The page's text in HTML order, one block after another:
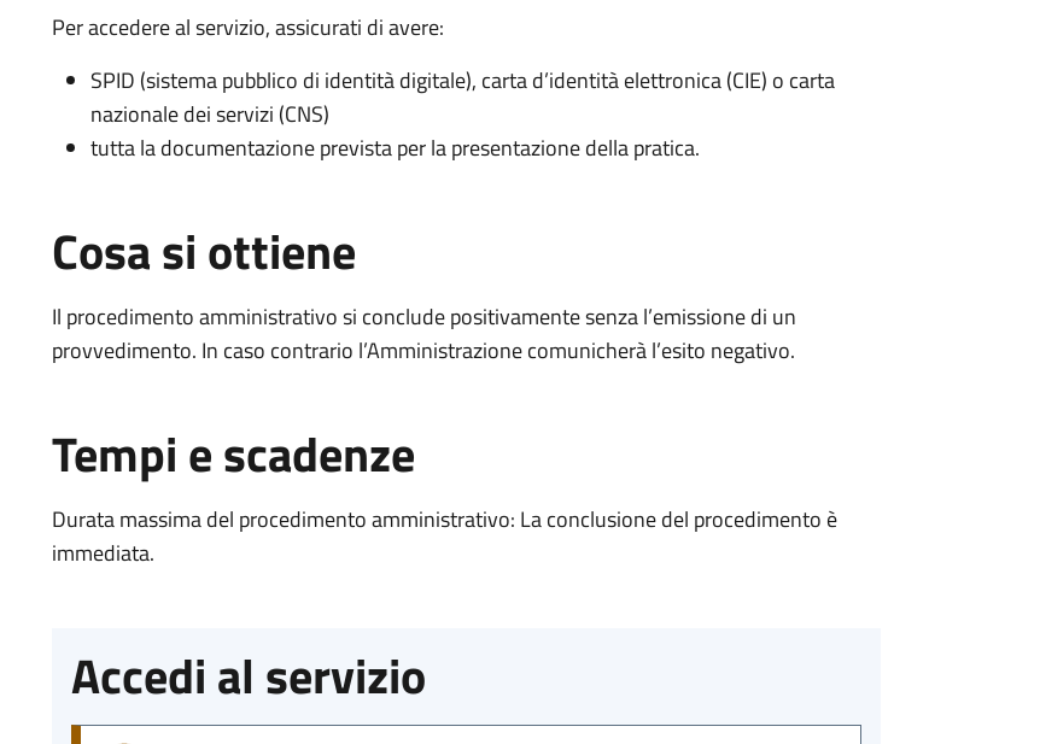
Per accedere al servizio, assicurati di avere:
SPID (sistema pubblico di identità digitale), carta d’identità elettronica (CIE) o carta
nazionale dei servizi (CNS)
tutta la documentazione prevista per la presentazione della pratica.
Cosa si ottiene
Il procedimento amministrativo si conclude positivamente senza l’emissione di un
provvedimento. In caso contrario l’Amministrazione comunicherà l’esito negativo.
Tempi e scadenze
Durata massima del procedimento amministrativo: La conclusione del procedimento è
immediata.
Accedi al servizio